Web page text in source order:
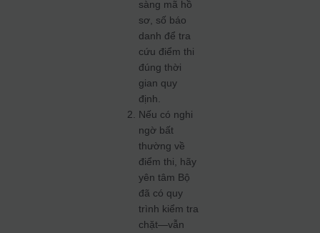
sàng mã hồ
sơ, số báo
danh để tra
cứu điểm thi
đúng thời
gian quy
định.
Nếu có nghi
ngờ bất
thường về
điểm thi, hãy
yên tâm Bộ
đã có quy
trình kiểm tra
chặt—vẫn